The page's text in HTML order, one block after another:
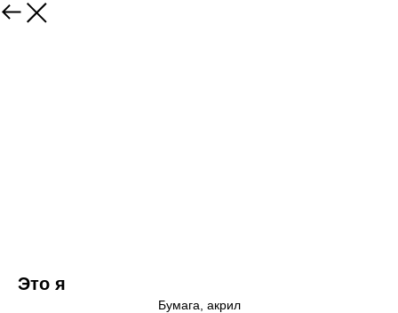
Это я
Бумага, акрил